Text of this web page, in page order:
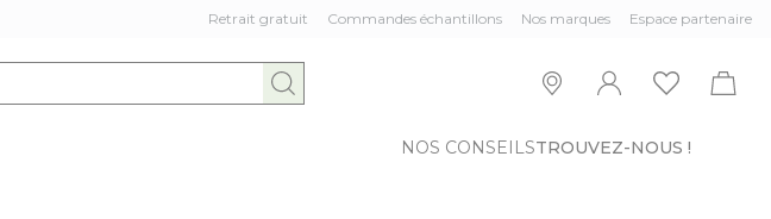
Retrait gratuit Commandes échantillons Nos marques Espace partenaire
NOS CONSEILSTROUVEZ-NOUS !